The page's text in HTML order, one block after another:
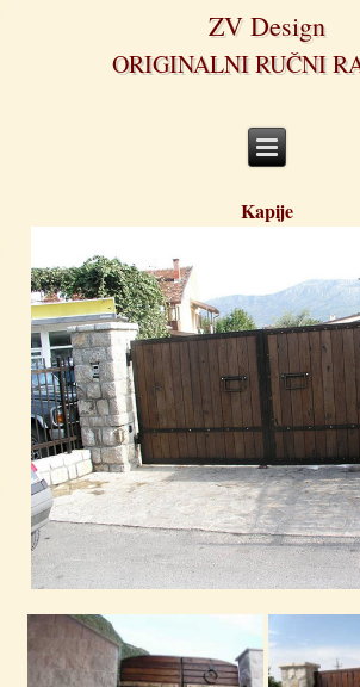
ZV Design
ORIGINALNI RUČNI
Kapije